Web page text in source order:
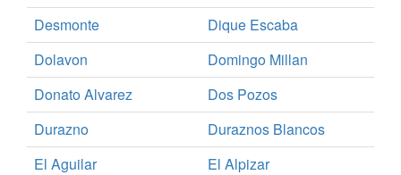
Desmonte
Dique Escaba
Dolavon
Domingo Millan
Donato Alvarez
Dos Pozos
Durazno
Duraznos Blancos
El Aguilar
El Alpizar